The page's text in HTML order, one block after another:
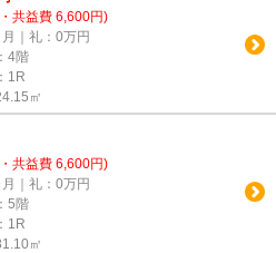
共益費 6,600円)
｜礼：0万円
4階
1R
㎡
共益費 6,600円)
｜礼：0万円
5階
1R
㎡